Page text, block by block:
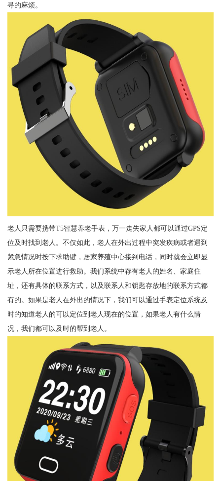
寻的麻烦。
老人只需要携带T5智慧养老手表，万一走失家人都可以通过GPS定
位及时找到老人。不仅如此，老人在外出过程中突发疾病或者遇到
紧急情况时按下求助键，居家养殖中心接到电话，同时就会立即显
示老人所在位置进行救助。我们系统中存有老人的姓名、家庭住
址，还有具体的联系方式，以及联系人和钥匙存放地的联系方式都
有的。如果是老人在外出的情况下，我们可以通过手表定位系统及
时的知道老人的可以定位到老人现在的位置，如果老人有什么情
况，我们都可以及时的帮到老人。